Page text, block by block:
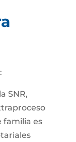
SNR,
familia es